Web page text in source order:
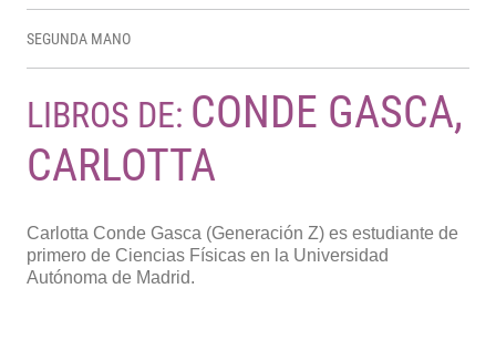
SEGUNDA MANO
LIBROS DE: CONDE GASCA,
CARLOTTA
Carlotta Conde Gasca (Generación Z) es estudiante de
primero de Ciencias Físicas en la Universidad
Autónoma de Madrid.